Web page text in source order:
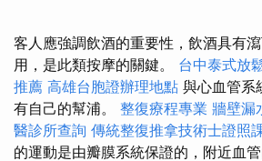
客人應強調飲酒的重要性，飲酒具有
用，是此類按摩的關鍵。 台中泰式放
推薦 高雄台胞證辦理地點 與心血管系
有自己的幫浦。 整復療程專業 牆壁漏
醫診所查詢 傳統整復推拿技術士證照
的運動是由瓣膜系統保證的，附近血